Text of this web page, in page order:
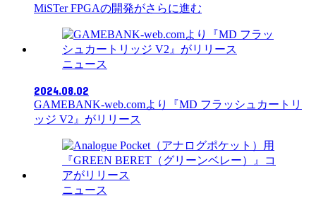
MiSTer FPGAの開発がさらに進む
ニュース
2024.08.02
GAMEBANK-web.comより『MD フラッシュカートリ
ッジ V2』がリリース
ニュース